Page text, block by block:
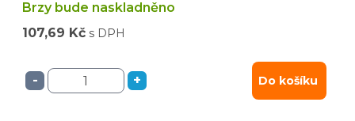
Brzy bude naskladněno
107,69 Kč s DPH
- + Do košíku